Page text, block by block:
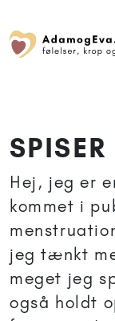
Hej, jeg er
kommet i
jeg tænkt
meget jeg
også holdt